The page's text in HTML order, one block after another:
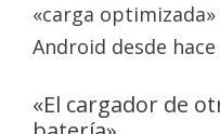
«carga
Android desde hace
«El cargador de